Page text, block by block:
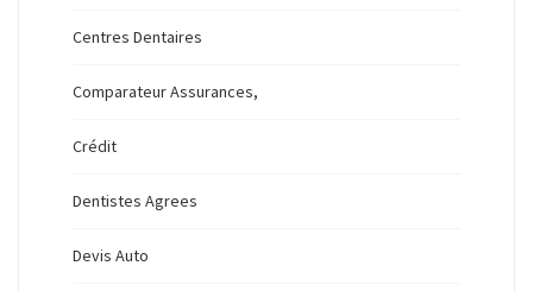
Centres Dentaires
Comparateur Assurances,
Crédit
Dentistes Agrees
Devis Auto